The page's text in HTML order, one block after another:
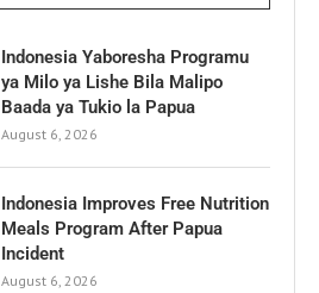
Indonesia Yaboresha Programu
ya Milo ya Lishe Bila Malipo
Baada ya Tukio la Papua
August 6, 2026
Indonesia Improves Free Nutrition
Meals Program After Papua
Incident
August 6, 2026